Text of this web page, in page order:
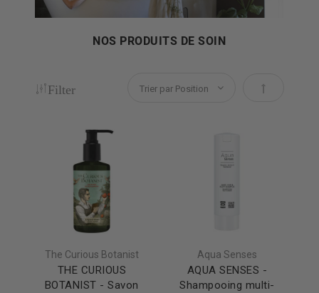
NOS PRODUITS DE SOIN
Filter Par ordre
The Curious Botanist
THE CURIOUS
BOTANIST - Savon
Aqua Senses
AQUA SENSES -
Shampooing multi-